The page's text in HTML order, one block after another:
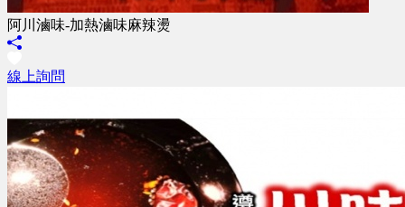
阿川滷味-加熱滷味麻辣燙
線上詢問